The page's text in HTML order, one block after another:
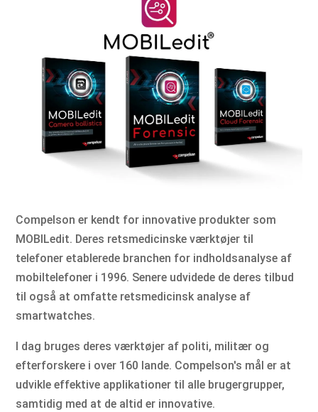
Compelson er kendt for innovative produkter som
MOBILedit. Deres retsmedicinske værktøjer til
telefoner etablerede branchen for indholdsanalyse af
mobiltelefoner i 1996. Senere udvidede de deres tilbud
til også at omfatte retsmedicinsk analyse af
smartwatches.
I dag bruges deres værktøjer af politi, militær og
efterforskere i over 160 lande. Compelson's mål er at
udvikle effektive applikationer til alle brugergrupper,
samtidig med at de altid er innovative.